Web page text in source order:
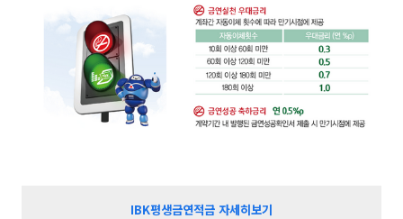
IBK평생금연적금 자세히보기